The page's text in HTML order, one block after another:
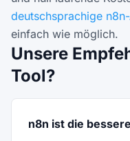
deutschsprachige
einfach wie möglich.
Unsere
Tool?
n8n ist die